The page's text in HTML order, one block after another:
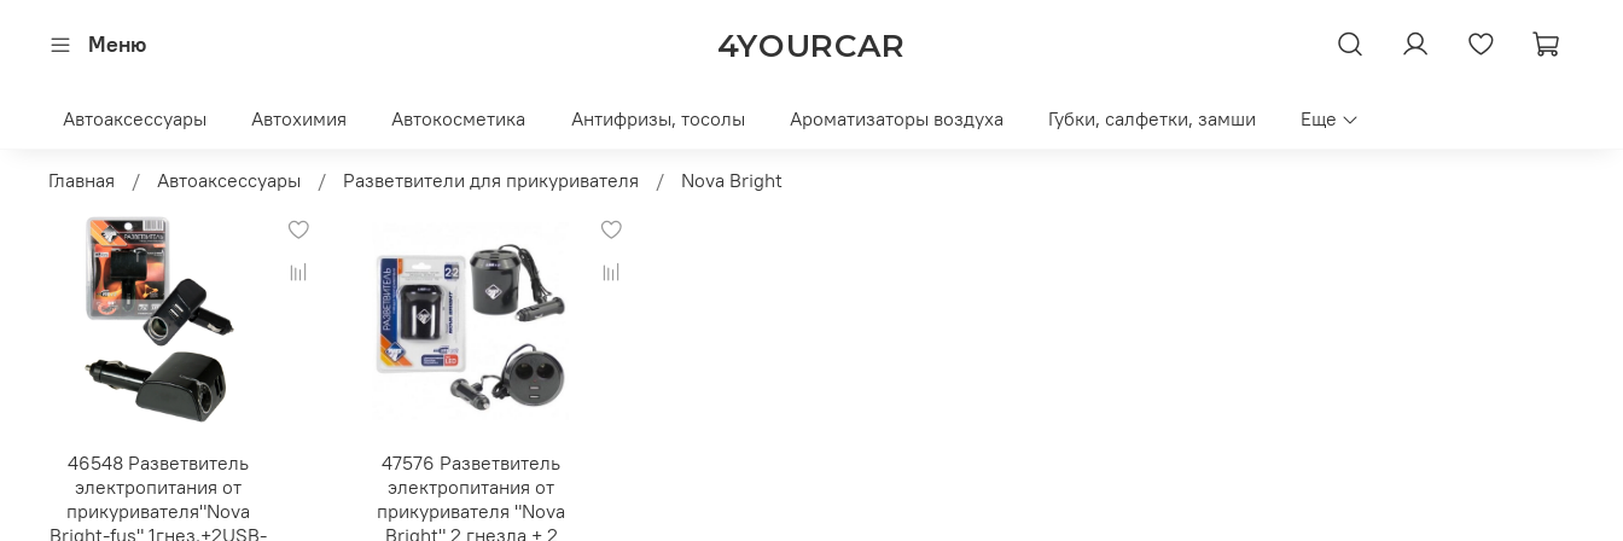
Меню 4YOURCAR
Автоаксессуары Автохимия Автокосметика Антифризы, тосолы Ароматизаторы воздуха Губки, салфетки, замши Еще
Главная Автоаксессуары Разветвители для прикуривателя Nova Bright
46548 Разветвитель
электропитания от
прикуривателя"Nova
Bright-fus" 1гнез.+2USB-
47576 Разветвитель
электропитания от
прикуривателя "Nova
Bright" 2 гнезда + 2